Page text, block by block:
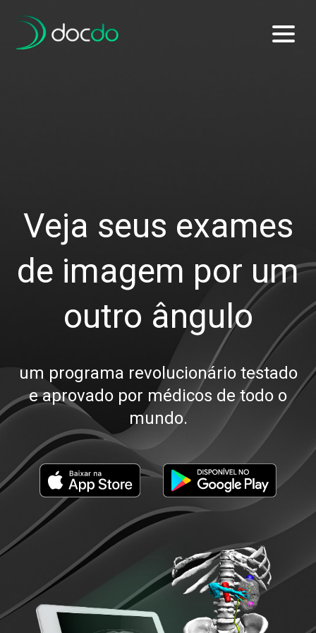
Veja seus exames
de imagem por um
outro ângulo
um programa revolucionário testado
e aprovado por médicos de todo o
mundo.
Usuário
Senha
Recuperar Senha Cadastre-se